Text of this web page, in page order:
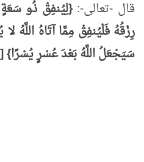
قال -تعالى-:{لِيُنفِقْ ذُو
رِزْقُهُ فَلْيُنفِقْ مِمَّا آتَاهُ اللَّهُ
سَيَجْعَلُ اللَّهُ بَعْدَ عُسْرٍ يُسْرًا}